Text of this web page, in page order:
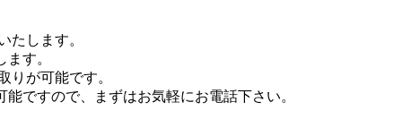
たします。
す。
りが可能です。
ですので、まずはお気軽にお電話下さい。